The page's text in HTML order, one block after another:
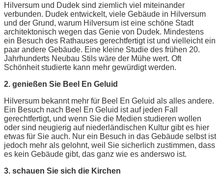
Hilversum und Dudek sind ziemlich viel miteinander
verbunden. Dudek entwickelt, viele Gebäude in Hilversum
und der Grund, warum Hilversum ist eine schöne Stadt
architektonisch wegen das Genie von Dudek. Mindestens
ein Besuch des Rathauses gerechtfertigt ist und vielleicht ein
paar andere Gebäude. Eine kleine Studie des frühen 20.
Jahrhunderts Neubau Stils wäre der Mühe wert. Oft
Schönheit studierte kann mehr gewürdigt werden.
2. genießen Sie Beel En Geluid
Hilversum bekannt mehr für Beel En Geluid als alles andere.
Ein Besuch nach Beel En Geluid ist auf jeden Fall
gerechtfertigt, und wenn Sie die Medien studieren wollen
oder sind neugierig auf niederländischen Kultur gibt es hier
etwas für Sie auch. Nur ein Besuch in das Gebäude selbst ist
jedoch mehr als gelohnt, weil Sie sicherlich zustimmen, dass
es kein Gebäude gibt, das ganz wie es anderswo ist.
3. schauen Sie sich die Kirchen